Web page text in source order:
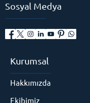
Sosyal Medya
Kurumsal
Hakkımızda
Ekibimiz